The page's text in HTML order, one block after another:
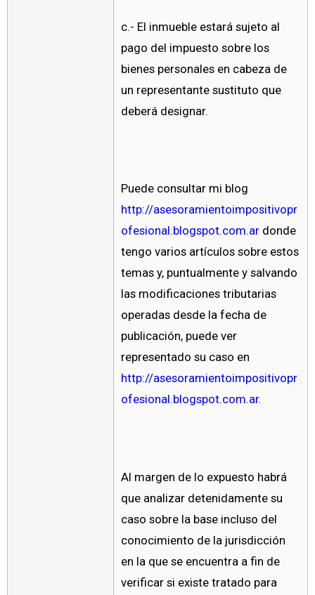
c.- El inmueble estará sujeto al
pago del impuesto sobre los
bienes personales en cabeza de
un representante sustituto que
deberá designar.
Puede consultar mi blog
http://asesoramientoimpositivopr
ofesional.blogspot.com.ar donde
tengo varios artículos sobre estos
temas y, puntualmente y salvando
las modificaciones tributarias
operadas desde la fecha de
publicación, puede ver
representado su caso en
http://asesoramientoimpositivopr
ofesional.blogspot.com.ar.
Al margen de lo expuesto habrá
que analizar detenidamente su
caso sobre la base incluso del
conocimiento de la jurisdicción
en la que se encuentra a fin de
verificar si existe tratado para